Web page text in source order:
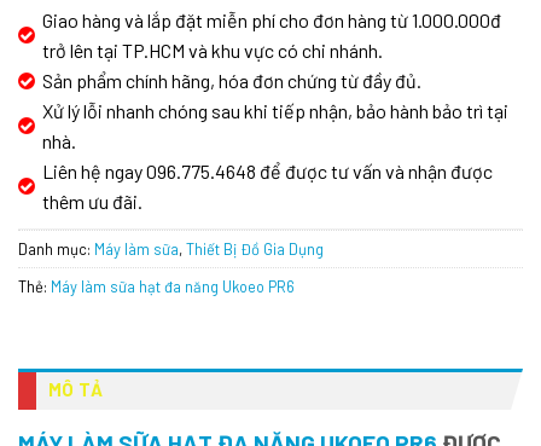
Giao hàng và lắp đặt miễn phí cho đơn hàng từ 1.000.000đ
trở lên tại TP.HCM và khu vực có chi nhánh.
Sản phẩm chính hãng, hóa đơn chứng từ đầy đủ.
Xử lý lỗi nhanh chóng sau khi tiếp nhận, bảo hành bảo trì tại
nhà.
Liên hệ ngay 096.775.4648 để được tư vấn và nhận được
thêm ưu đãi.
Danh mục: Máy làm sữa,Thiết Bị Đồ Gia Dụng
Thẻ: Máy làm sữa hạt đa năng Ukoeo PR6
MÔ TẢ